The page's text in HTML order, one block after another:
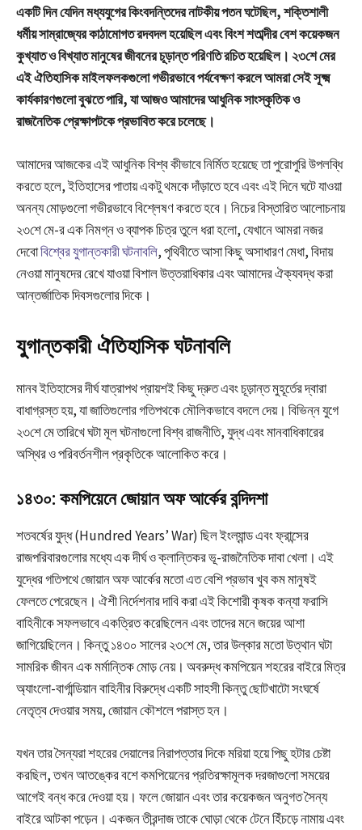
একটি দিন যেদিন মধ্যযুগের কিংবদন্তিদের নাটকীয় পতন ঘটেছিল, শক্তিশালী
ধর্মীয় সাম্রাজ্যের কাঠামোগত রদবদল হয়েছিল এবং বিংশ শতাব্দীর বেশ কয়েকজন
কুখ্যাত ও বিখ্যাত মানুষের জীবনের চূড়ান্ত পরিণতি রচিত হয়েছিল। ২৩শে মের
এই ঐতিহাসিক মাইলফলকগুলো গভীরভাবে পর্যবেক্ষণ করলে আমরা সেই সূক্ষ্ম
কার্যকারণগুলো বুঝতে পারি, যা আজও আমাদের আধুনিক সাংস্কৃতিক ও
রাজনৈতিক প্রেক্ষাপটকে প্রভাবিত করে চলেছে।
আমাদের আজকের এই আধুনিক বিশ্ব কীভাবে নির্মিত হয়েছে তা পুরোপুরি উপলব্ধি
করতে হলে, ইতিহাসের পাতায় একটু থমকে দাঁড়াতে হবে এবং এই দিনে ঘটে যাওয়া
অনন্য মোড়গুলো গভীরভাবে বিশ্লেষণ করতে হবে। নিচের বিস্তারিত আলোচনায়
২৩শে মে-র এক নিমগ্ন ও ব্যাপক চিত্র তুলে ধরা হলো, যেখানে আমরা নজর
দেবোবিশ্বের যুগান্তকারী ঘটনাবলি, পৃথিবীতে আসা কিছু অসাধারণ মেধা, বিদায়
নেওয়া মানুষদের রেখে যাওয়া বিশাল উত্তরাধিকার এবং আমাদের ঐক্যবদ্ধ করা
আন্তর্জাতিক দিবসগুলোর দিকে।
যুগান্তকারী ঐতিহাসিক ঘটনাবলি
মানব ইতিহাসের দীর্ঘ যাত্রাপথ প্রায়শই কিছু দ্রুত এবং চূড়ান্ত মুহূর্তের দ্বারা
বাধাগ্রস্ত হয়, যা জাতিগুলোর গতিপথকে মৌলিকভাবে বদলে দেয়। বিভিন্ন যুগে
২৩শে মে তারিখে ঘটা মূল ঘটনাগুলো বিশ্ব রাজনীতি, যুদ্ধ এবং মানবাধিকারের
অস্থির ও পরিবর্তনশীল প্রকৃতিকে আলোকিত করে।
১৪৩০: কমপিয়েনে জোয়ান অফ আর্কের বন্দিদশা
শতবর্ষের যুদ্ধ (Hundred Years’ War) ছিল ইংল্যান্ড এবং ফ্রান্সের
রাজপরিবারগুলোর মধ্যে এক দীর্ঘ ও ক্লান্তিকর ভূ-রাজনৈতিক দাবা খেলা। এই
যুদ্ধের গতিপথে জোয়ান অফ আর্কের মতো এত বেশি প্রভাব খুব কম মানুষই
ফেলতে পেরেছেন। ঐশী নির্দেশনার দাবি করা এই কিশোরী কৃষক কন্যা ফরাসি
বাহিনীকে সফলভাবে একত্রিত করেছিলেন এবং তাদের মনে জয়ের আশা
জাগিয়েছিলেন। কিন্তু ১৪৩০ সালের ২৩শে মে, তার উল্কার মতো উত্থান ঘটা
সামরিক জীবন এক মর্মান্তিক মোড় নেয়। অবরুদ্ধ কমপিয়েন শহরের বাইরে মিত্র
অ্যাংলো-বার্গান্ডিয়ান বাহিনীর বিরুদ্ধে একটি সাহসী কিন্তু ছোটখাটো সংঘর্ষে
নেতৃত্ব দেওয়ার সময়, জোয়ান কৌশলে পরাস্ত হন।
যখন তার সৈন্যরা শহরের দেয়ালের নিরাপত্তার দিকে মরিয়া হয়ে পিছু হটার চেষ্টা
করছিল, তখন আতঙ্কের বশে কমপিয়েনের প্রতিরক্ষামূলক দরজাগুলো সময়ের
আগেই বন্ধ করে দেওয়া হয়। ফলে জোয়ান এবং তার কয়েকজন অনুগত সৈন্য
বাইরে আটকা পড়েন। একজন তীরন্দাজ তাকে ঘোড়া থেকে টেনে হিঁচড়ে নামায় এবং